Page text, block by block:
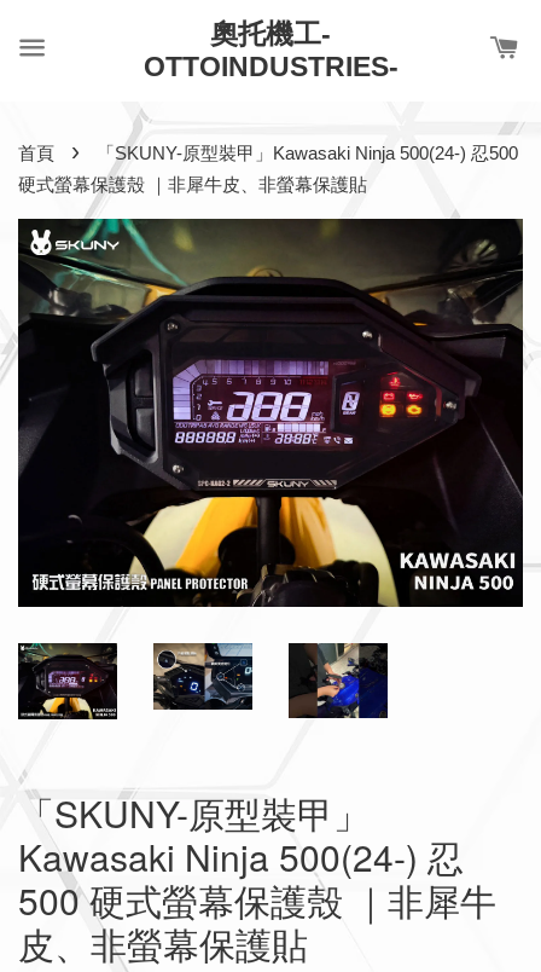
奧托機工-
OTTOINDUSTRIES-
首頁 ›
「SKUNY-原型裝甲」Kawasaki Ninja 500(24-) 忍500
硬式螢幕保護殼 ｜非犀牛皮、非螢幕保護貼
「SKUNY-原型裝甲」
Kawasaki Ninja 500(24-) 忍
500 硬式螢幕保護殼 ｜非犀牛
皮、非螢幕保護貼